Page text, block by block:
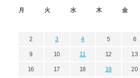
月 火 水 木 金
2 3 4 5 6
9 10 11 12 13
16 17 18 19 20